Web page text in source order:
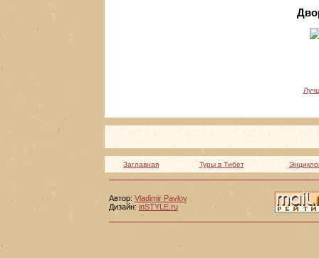
Заглавная Туры в Тибет
Автор: Vladimir Pavlov
Дизайн: inSTYLE.ru